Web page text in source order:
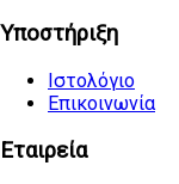
Υποστήριξη
Ιστολόγιο
Επικοινωνία
Εταιρεία